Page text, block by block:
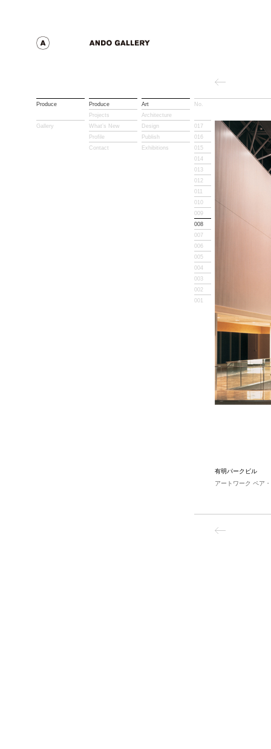
Produce
Gallery
Produce
Projects
What’s New
Profile
Contact
Art
Architecture
Design
Publish
Exhibitions
No.
017
016
015
014
013
012
011
010
009
008
007
006
005
004
003
002
001
有明パークビル
アートワーク ペア